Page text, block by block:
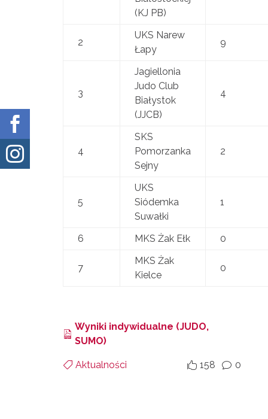


(KJ PB)
2
UKS Narew
Łapy
9
3
Jagiellonia
Judo Club
Białystok
(JJCB)
4
4
SKS
Pomorzanka
Sejny
2
5
UKS
Siódemka
Suwałki
1
6 MKS Żak Ełk 0
7
MKS Żak
Kielce
0
Wyniki indywidualne (JUDO,
SUMO)
 Aktualności  158 v 0